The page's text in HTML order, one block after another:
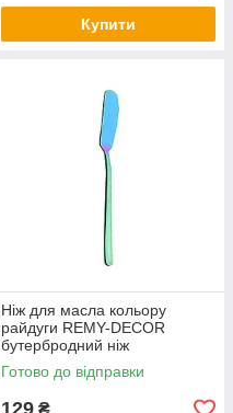
Купити
Ніж для масла кольору
райдуги REMY-DECOR
бутербродний ніж
нержавіюча сталь
Готово до відправки
129 ₴